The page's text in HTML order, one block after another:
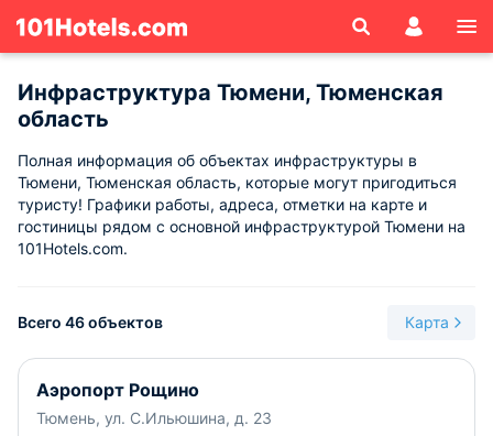
Инфраструктура Тюмени, Тюменская
область
Полная информация об объектах инфраструктуры в
Тюмени, Тюменская область, которые могут пригодиться
туристу! Графики работы, адреса, отметки на карте и
гостиницы рядом с основной инфраструктурой Тюмени на
101Hotels.com.
Всего 46 объектов Карта
Аэропорт Рощино
Тюмень, ул. С.Ильюшина, д. 23